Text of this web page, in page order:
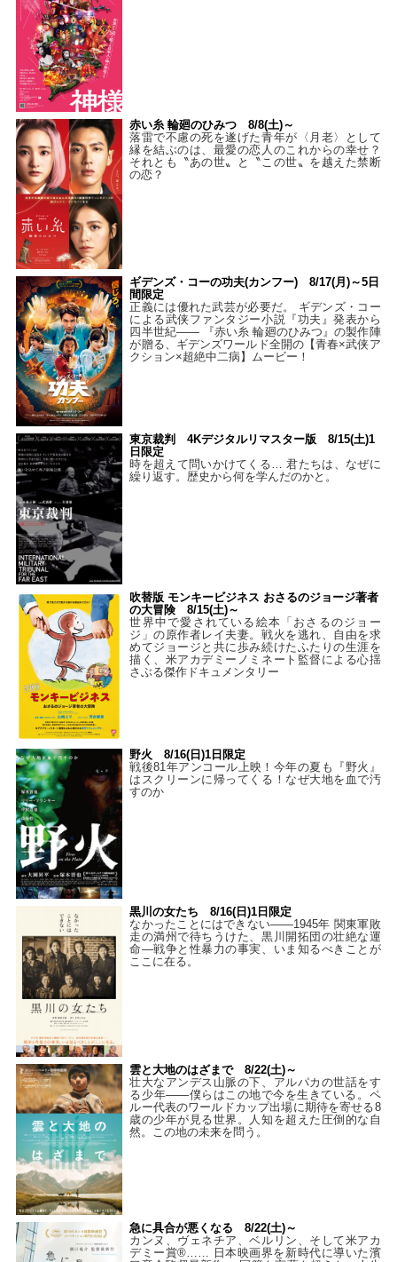
赤い糸 輪廻のひみつ 8/8(土)～
落雷で不慮の死を遂げた青年が〈月老〉として
縁を結ぶのは、最愛の恋人のこれからの幸せ？
それとも〝あの世〟と〝この世〟を越えた禁断
の恋？
ギデンズ・コーの功夫(カンフー) 8/17(月)～5日
間限定
正義には優れた武芸が必要だ。 ギデンズ・コー
による武侠ファンタジー小説『功夫』発表から
四半世紀―― 『赤い糸 輪廻のひみつ』の製作陣
が贈る、ギデンズワールド全開の【青春×武侠ア
クション×超絶中二病】ムービー！
東京裁判 4Kデジタルリマスター版 8/15(土)1
日限定
時を超えて問いかけてくる… 君たちは、なぜに
繰り返す。歴史から何を学んだのかと。
吹替版 モンキービジネス おさるのジョージ著者
の大冒険 8/15(土)～
世界中で愛されている絵本「おさるのジョー
ジ」の原作者レイ夫妻。戦火を逃れ、自由を求
めてジョージと共に歩み続けたふたりの生涯を
描く、米アカデミーノミネート監督による心揺
さぶる傑作ドキュメンタリー
野火 8/16(日)1日限定
戦後81年アンコール上映！今年の夏も『野火』
はスクリーンに帰ってくる！なぜ大地を血で汚
すのか
黒川の女たち 8/16(日)1日限定
なかったことにはできない——1945年 関東軍敗
走の満州で待ちうけた、黒川開拓団の壮絶な運
命―戦争と性暴力の事実、いま知るべきことが
ここに在る。
雲と大地のはざまで 8/22(土)～
壮大なアンデス山脈の下、アルパカの世話をす
る少年――僕らはこの地で今を生きている。ペ
ルー代表のワールドカップ出場に期待を寄せる8
歳の少年が見る世界。人知を超えた圧倒的な自
然。この地の未来を問う。
急に具合が悪くなる 8/22(土)～
カンヌ、ヴェネチア、ベルリン、そして米アカ
デミー賞®…… 日本映画界を新時代に導いた濱